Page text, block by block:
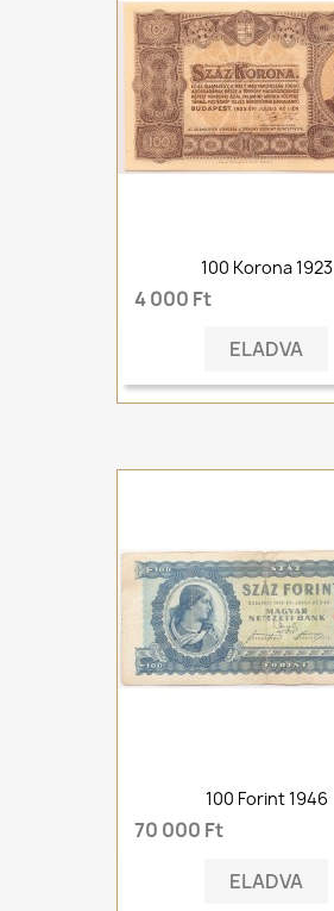
100 Korona 1923
4 000 Ft
ELADVA
100 Forint 1946
70 000 Ft
ELADVA